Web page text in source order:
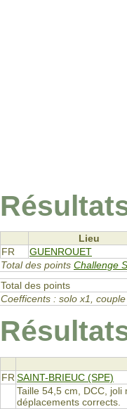
Lieu
FR
GUENROUET
Total des points Challenge
Total des points
Coefficents : solo x1,
FR SAINT-BRIEUC (SPE)
Taille 54,5 cm, DCC,
déplacements corrects.